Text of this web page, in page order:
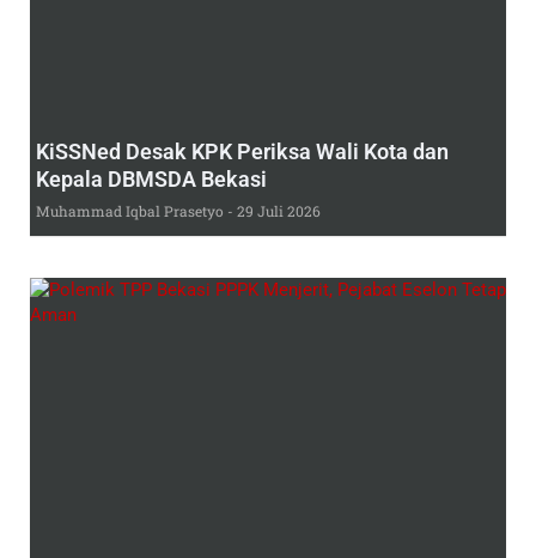
KiSSNed Desak KPK Periksa Wali Kota dan
Kepala DBMSDA Bekasi
Muhammad Iqbal Prasetyo 29 Juli 2026